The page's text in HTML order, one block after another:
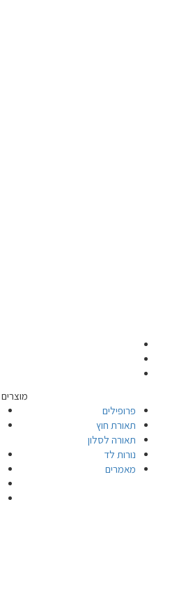
מוצרים
פרופילים
תאורת חוץ
תאורה לסלון
נורות לד
מאמרים